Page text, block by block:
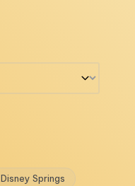
Disney Springs